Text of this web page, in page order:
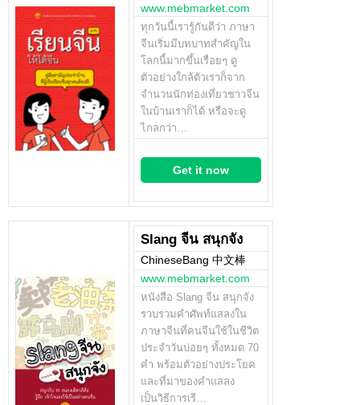
www.mebmarket.com
ทุกวันนี้เรารู้กันดีว่า ภาษา
จีนเริ่มมีบทบาทสำคัญใน
โลกนี้มากขึ้นเรื่อยๆ ดู
ตัวอย่างใกล้ตัวเราก็จาก
จำนวนนักท่องเที่ยวชาวจีน
ในบ้านเราก็ได้ หรือจะดู
ไกลกว่า…
Get it now
Slang จีน สนุกจัง
ChineseBang 中文棒
www.mebmarket.com
หนังสือ Slang จีน สนุกจัง
รวบรวมคำศัพท์แสลงใน
ภาษาจีนที่คนจีนใช้ในชีวิต
ประจำวันบ่อยๆ ทั้งหมด 70
คำ พร้อมตัวอย่างประโยค
และที่มาของคำแสลง
เป็นวิธีการเรี…